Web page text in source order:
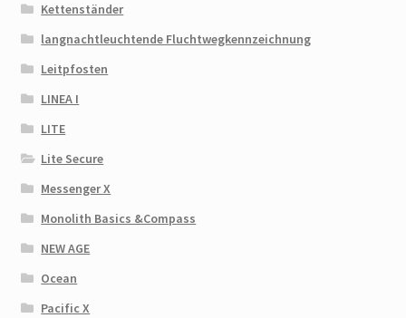
Kettenständer
langnachtleuchtende Fluchtwegkennzeichnung
Leitpfosten
LINEA I
LITE
Lite Secure
Messenger X
Monolith Basics &Compass
NEW AGE
Ocean
Pacific X